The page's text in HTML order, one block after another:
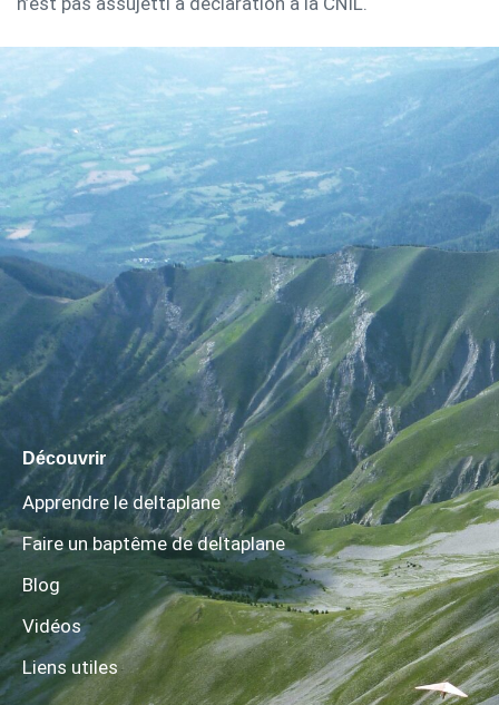
Découvrir
Apprendre le deltaplane
Faire un baptême de deltaplane
Blog
Vidéos
Liens utiles